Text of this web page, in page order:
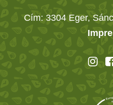
Cím: 3304 Eger,